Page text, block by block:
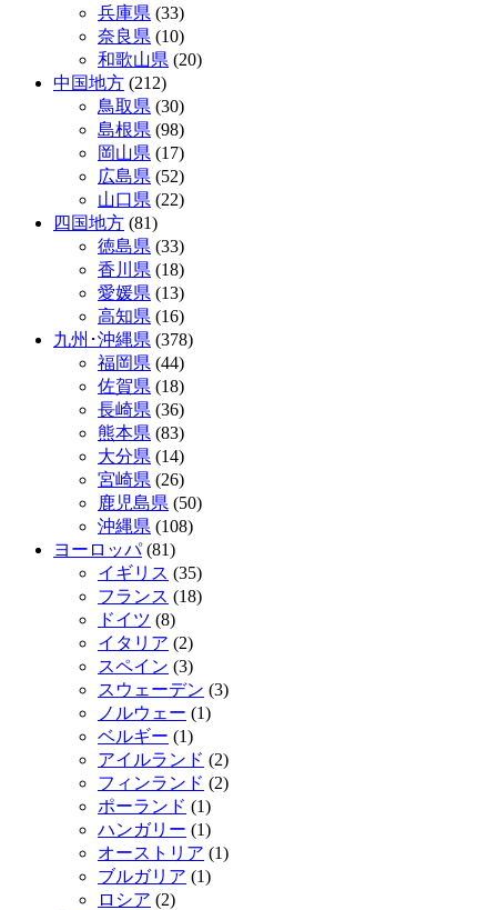
兵庫県 (33)
奈良県 (10)
和歌山県 (20)
中国地方 (212)
鳥取県 (30)
島根県 (98)
岡山県 (17)
広島県 (52)
山口県 (22)
四国地方 (81)
徳島県 (33)
香川県 (18)
愛媛県 (13)
高知県 (16)
九州･沖縄県 (378)
福岡県 (44)
佐賀県 (18)
長崎県 (36)
熊本県 (83)
大分県 (14)
宮崎県 (26)
鹿児島県 (50)
沖縄県 (108)
ヨーロッパ(81)
イギリス (35)
フランス (18)
ドイツ (8)
イタリア (2)
スペイン (3)
スウェーデン (3)
ノルウェー (1)
ベルギー (1)
アイルランド (2)
フィンランド (2)
ポーランド (1)
ハンガリー (1)
オーストリア (1)
ブルガリア (1)
ロシア (2)